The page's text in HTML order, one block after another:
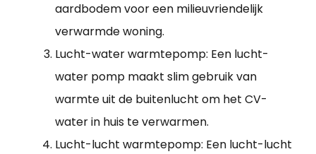
aardbodem voor een milieuvriendelijk
verwarmde woning.
Lucht-water warmtepomp: Een lucht-
water pomp maakt slim gebruik van
warmte uit de buitenlucht om het CV-
water in huis te verwarmen.
Lucht-lucht warmtepomp: Een lucht-lucht